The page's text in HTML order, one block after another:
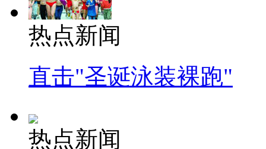
热点新闻
直击"圣诞泳装裸跑"
热点新闻